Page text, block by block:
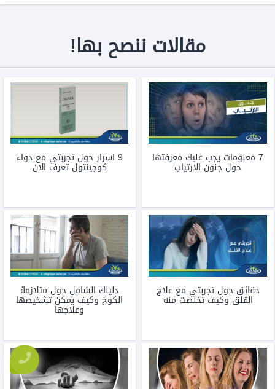
مقالات ننصح بها!
7 معلومات يجب عليك معرفتها
حول جنون الارتياب
9 اسرار حول تجربتي مع دواء
كوجينتول تعرف الان
حقائق حول تجربتي مع علاج
القلق وكيف تخلصت منه
دليلك الشامل حول متلازمة
الكوخ وكيف يمكن تشخيصها
وعلاجها